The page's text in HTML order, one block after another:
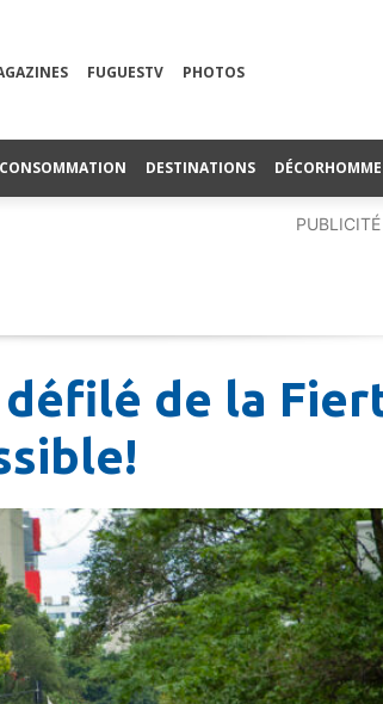
FUGUESTV PHOTOS
CONSOMMATION DESTINATIONS DÉCORHOMME
PUBLICITÉ
de la